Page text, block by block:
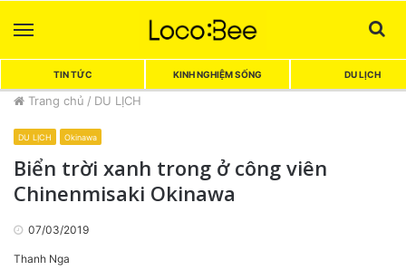
TIN TỨC KINH NGHIỆM SỐNG DU LỊCH
Trang chủ / DU LỊCH
DU LỊCH Okinawa
Biển trời xanh trong ở công viên
Chinenmisaki Okinawa
07/03/2019
Thanh Nga